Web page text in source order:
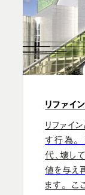
リファイン
リファイ
す行為。
代、壊し
値を与え
ます。 こ